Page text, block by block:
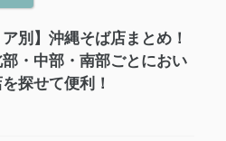
ア別】沖縄そば店まとめ！
・中部・南部ごとにおい
探せて便利！